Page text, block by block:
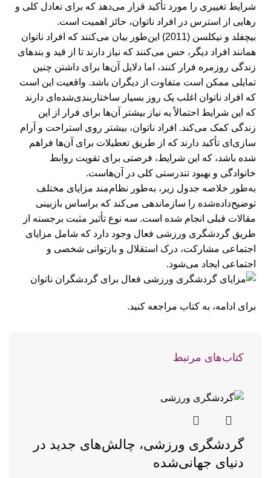
شرایط تغییری را مورد تأکید قرار می‌دهد که برای تعادل کلی و
رهایی از استرس در افراد ناتوان، حائز اهمیت است.
بیچفلد و نیکلسن (2011) این‌طور بیان می‌کنند که افراد ناتوان
همانند افراد دیگر، حس می‌کنند که نیاز دارند تا از قید و بندهای
زندگی روزمره فرار کنند، اما دلایل آن‌ها برای داشتن چنین
تمایلی ممکن است متفاوت از دیگران باشد. واقعیت این است
که افراد ناتوان اغلب یک روز بسیار ساختاربندی‌شده‌ای دارند
که این شرایط احتمالاً به نیاز بیشتر آن‌ها برای فرار از این
زندگی کمک می‌کند. افراد ناتوان، بیشتر روی استراحت و آرام
‌سازی‌ای تأکید دارند که از طریق تعطیلات برای آن‌ها فراهم
شده باشد، که این شرایط، فرصتی برای تقویت روابط
خانوادگی و بهبود تندرستی کلی در آن‌هاست.
به‌طور خلاصه جدول زیر، به‌طور نظام‌مند مزایای مختلف
توضیح‌داده‌شده را سازماندهی می‌کند که براساس بازبینی
مقالات قبلی انجام شده است. سه نوع تأثیر مثبت برجسته از
طریق گردشگری ورزشی فعال وجود دارد که شامل مزایای
اجتماعی مشارکت، درک استقلال و بازتوانی شخصی و
اجتماعی ایجاد می‌شود.
برای ادامه، به کتاب مراجعه کنید.
کتاب‌های مرتبط
گردشگری ورزشی، چالش‌های جدید در
دنیای جهانی‌شده